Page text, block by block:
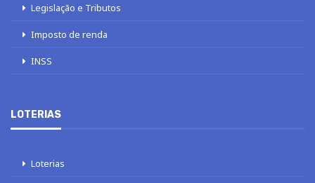
Legislação e Tributos
Imposto de renda
INSS
LOTERIAS
Loterias